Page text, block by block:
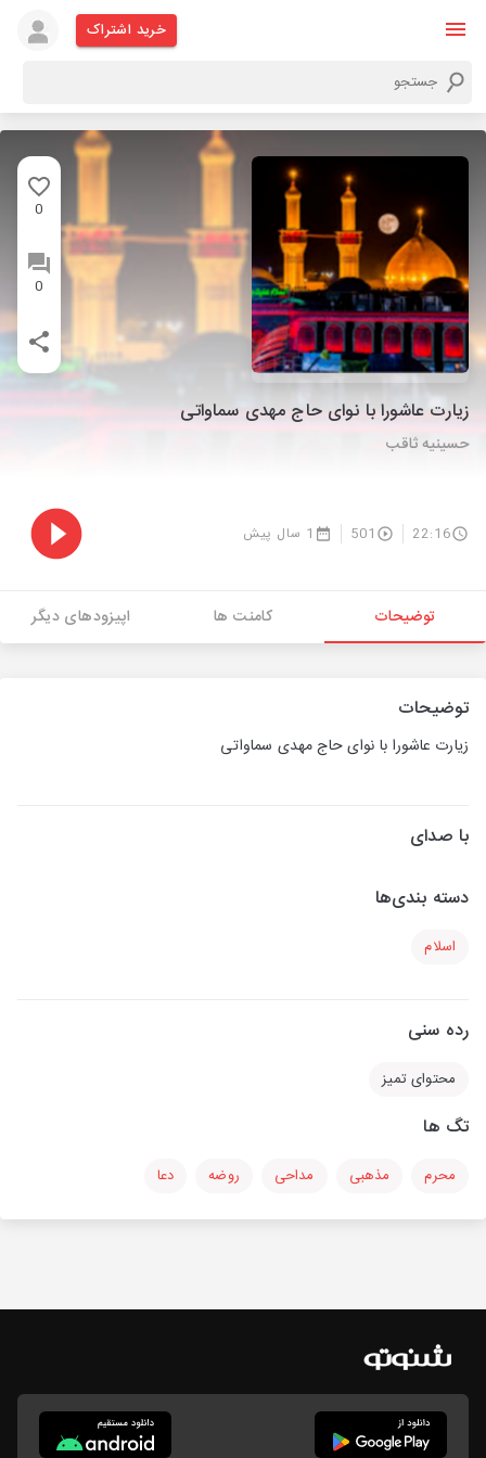
خرید اشتراک
0
0
زیارت عاشورا با نوای حاج مهدی سماواتی
حسینیه ثاقب
22:16
501 1 سال پیش
توضیحات کامنت ها اپیزودهای دیگر
توضیحات
زیارت عاشورا با نوای حاج مهدی سماواتی
با صدای
دسته بندی‌ها
اسلام
رده سنی
محتوای تمیز
تگ ها
محرم مذهبی مداحی روضه دعا